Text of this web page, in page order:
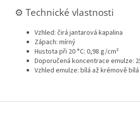
⚙️ Technické vlastnosti
Vzhled: čirá jantarová kapalina
Zápach: mírný
Hustota při 20 °C: 0,98 g/cm³
Doporučená koncentrace emulze:
Vzhled emulze: bílá až krémově
Z